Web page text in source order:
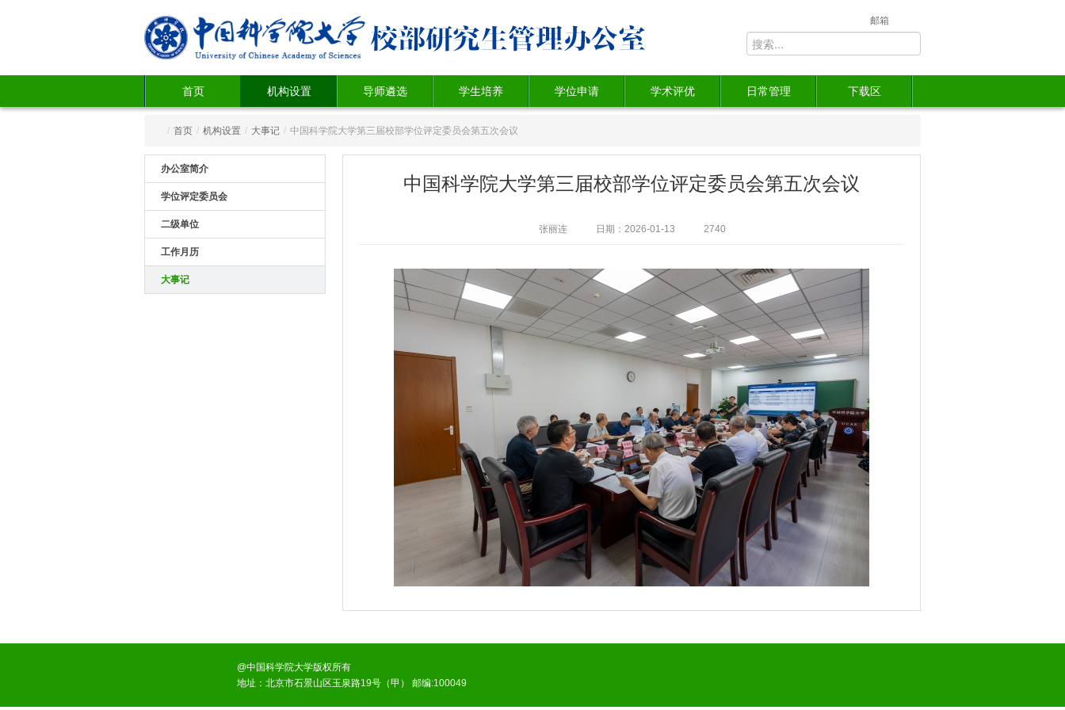
邮箱
首页 机构设置 导师遴选 学生培养 学位申请 学术评优 日常管理 下载区
/ 首页 / 机构设置 / 大事记 / 中国科学院大学第三届校部学位评定委员会第五次会议
办公室简介
学位评定委员会
二级单位
工作月历
大事记
中国科学院大学第三届校部学位评定委员会第五次会议
张丽连 日期：2026-01-13 2740
@中国科学院大学版权所有
地址：北京市石景山区玉泉路19号（甲） 邮编:100049